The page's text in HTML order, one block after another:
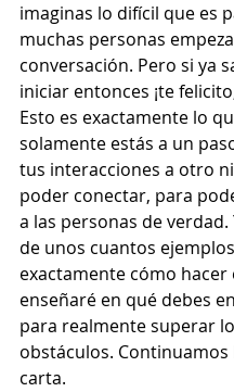
imaginas lo difícil que es
muchas personas
conversación. Pero si ya
iniciar entonces ¡te
Esto es exactamente lo
solamente estás a un
tus interacciones a otro
poder conectar, para
a las personas de verdad.
de unos cuantos
exactamente cómo hacer
enseñaré en qué debes
para realmente superar
obstáculos. Continuamos
carta.